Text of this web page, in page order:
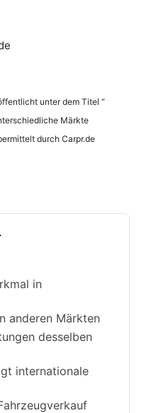
unter dem Titel “
Märkte
durch Carpr.de
in
anderen Märkten
desselben
internationale